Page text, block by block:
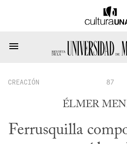
CREACIÓN 87
ÉLMER
Ferrusquilla